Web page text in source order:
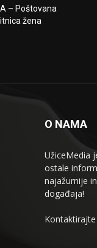
– Poštovana
žena
O NAMA
UžiceMedia
ostale
najažurnije
događaja!
Kontaktirajte